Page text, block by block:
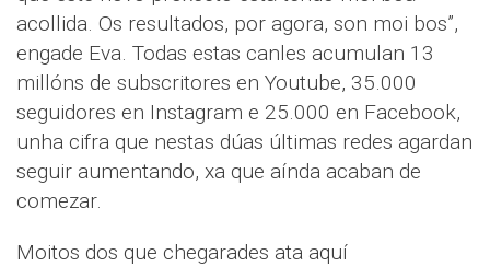
acollida. Os resultados, por agora, son moi bos”,
engade Eva. Todas estas canles acumulan 13
millóns de subscritores en Youtube, 35.000
seguidores en Instagram e 25.000 en Facebook,
unha cifra que nestas dúas últimas redes agardan
seguir aumentando, xa que aínda acaban de
comezar.
Moitos dos que chegarades ata aquí